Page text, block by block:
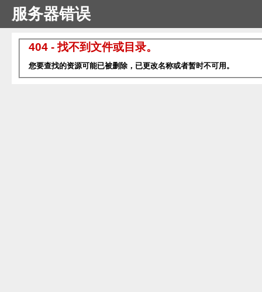
服务器错误
404 - 找不到文件或目录。
您要查找的资源可能已被删除，已更改名称或者暂时不可用。